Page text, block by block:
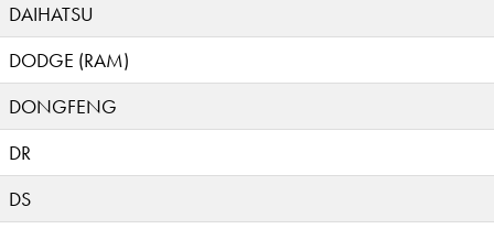
DAIHATSU
DODGE (RAM)
DONGFENG
DR
DS